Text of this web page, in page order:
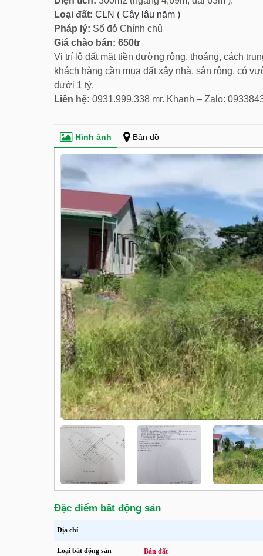
Loại đất: CLN ( Cây lâu năm )
Pháp lý: Sổ đỏ Chính chủ
Giá chào bán: 650tr
Vị trí lô đất mặt tiền đường rộng, thoáng, cách
khách hàng cần mua đất xây nhà, sân rộng, có
dưới 1 tỷ.
Liên hệ: 0931.999.338 mr. Khanh – Zalo:
Hình ảnh Bản đồ
Đặc điểm bất động sản
Địa chỉ
Loại bất động sản Bán đất